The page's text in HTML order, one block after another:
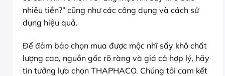
nhiêu tiền?” cũng như các công dụng và cách sử
dụng hiệu quả.
Để đảm bảo chọn mua được mộc nhĩ sấy khô chất
lượng cao, nguồn gốc rõ ràng và giá cả hợp lý, hãy
tin tưởng lựa chọn THAPHACO. Chúng tôi cam kết